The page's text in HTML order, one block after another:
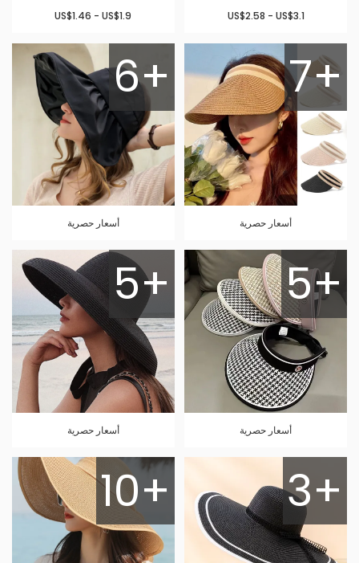
US$2.58 - US$3.1
US$1.46 - US$1.9
7+
أسعار حصرية
6+
أسعار حصرية
5+
أسعار حصرية
5+
أسعار حصرية
3+
10+